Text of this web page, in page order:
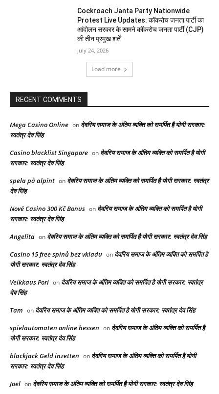
Cockroach Janta Party Nationwide
Protest Live Updates: कॉकरोच जनता पार्टी का
आंदोलन सरकार के सामने कॉकरोच जनता पार्टी (CJP)
की तीन प्रमुख शर्तें
July 24, 2026
Load more
RECENT COMMENTS
Mega Casino Online on देवरिय समाज के अंतिम व्यक्ति को समर्पित है योगी सरकार:
स्वतंत्र देव सिंह
Casino blacklist Singapore on देवरिय समाज के अंतिम व्यक्ति को समर्पित है योगी
सरकार: स्वतंत्र देव सिंह
spela på alpint on देवरिय समाज के अंतिम व्यक्ति को समर्पित है योगी सरकार: स्वतंत्र
देव सिंह
Nové Casino 300 Kč Bonus on देवरिय समाज के अंतिम व्यक्ति को समर्पित है योगी
सरकार: स्वतंत्र देव सिंह
Angelita on देवरिय समाज के अंतिम व्यक्ति को समर्पित है योगी सरकार: स्वतंत्र देव सिंह
Casino 15 free spinů bez vkladu on देवरिय समाज के अंतिम व्यक्ति को समर्पित है
योगी सरकार: स्वतंत्र देव सिंह
Veikkaus Pori on देवरिय समाज के अंतिम व्यक्ति को समर्पित है योगी सरकार: स्वतंत्र
देव सिंह
Tam on देवरिय समाज के अंतिम व्यक्ति को समर्पित है योगी सरकार: स्वतंत्र देव सिंह
spielautomaten online hessen on देवरिय समाज के अंतिम व्यक्ति को समर्पित है
योगी सरकार: स्वतंत्र देव सिंह
blackjack Geld inzetten on देवरिय समाज के अंतिम व्यक्ति को समर्पित है योगी
सरकार: स्वतंत्र देव सिंह
Joel on देवरिय समाज के अंतिम व्यक्ति को समर्पित है योगी सरकार: स्वतंत्र देव सिंह